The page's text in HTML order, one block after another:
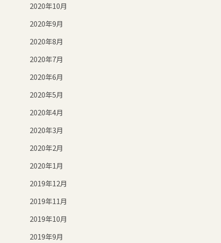
2020年10月
2020年9月
2020年8月
2020年7月
2020年6月
2020年5月
2020年4月
2020年3月
2020年2月
2020年1月
2019年12月
2019年11月
2019年10月
2019年9月